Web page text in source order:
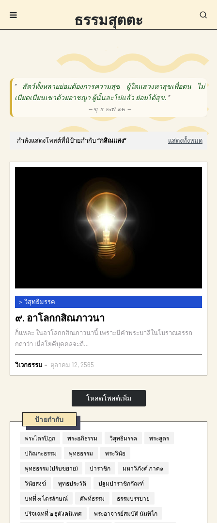
ธรรมสุตตะ
“ สัตว์ทั้งหลายย่อมต้องการความสุข ผู้ใดแสวงหาสุขเพื่อตน ไม่
เบียดเบียนเขาด้วยอาชญา ผู้นั้นละไปแล้ว ย่อมได้สุข. ”
— ขุ. ธ. ๒๕/ ๓๒. —
กำลังแสดงโพสต์ที่มีป้ายกำกับ กสิณแสง แสดงทั้งหมด
> วิสุทธิมรรค
๙. อาโลกกสิณภาวนา
ก็แหละ ในอาโลกกสิณภาวนานี้ เพราะมีคำพระบาลีในโบราณอรรถ
กถาว่า เมื่อโยคีบุคคลจะถื…
วิเวกธรรม ตุลาคม 12, 2565
โหลดโพสต์เพิ่ม
ป้ายกำกับ
พระไตรปิฎก พระอภิธรรม วิสุทธิมรรค พระสูตร
ปกิณกะธรรม พุทธธรรม พระวินัย
พุทธธรรม (ปรับขยาย) ปาราชิก มหาวิภังค์ ภาค๑
วินัยสงฆ์ พุทธประวัติ ปฐมปาราชิกกัณฑ์
บทที่ ๓ ไตรลักษณ์ ศัพท์ธรรม ธรรมบรรยาย
ปริจเฉทที่ ๒ ธุตังคนิเทศ พระอาจารย์สมบัติ นันทิโก